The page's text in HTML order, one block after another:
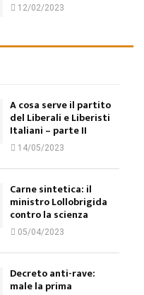
12/02/2023
A cosa serve il partito
del Liberali e Liberisti
Italiani – parte II
14/05/2023
Carne sintetica: il
ministro Lollobrigida
contro la scienza
05/04/2023
Decreto anti-rave:
male la prima